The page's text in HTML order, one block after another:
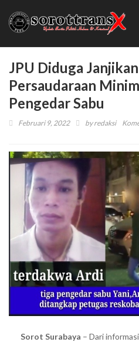
JPU Diduga
Persaudaraan
Pengedar Sabu
Februari 9, 2022 byredaksi
Sorot Surabaya – Dari